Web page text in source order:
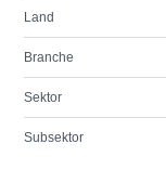
Land
Branche
Sektor
Subsektor